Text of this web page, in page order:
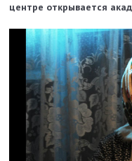
центре открывается